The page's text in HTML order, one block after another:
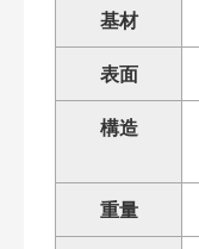
基材
表面
構造
重量